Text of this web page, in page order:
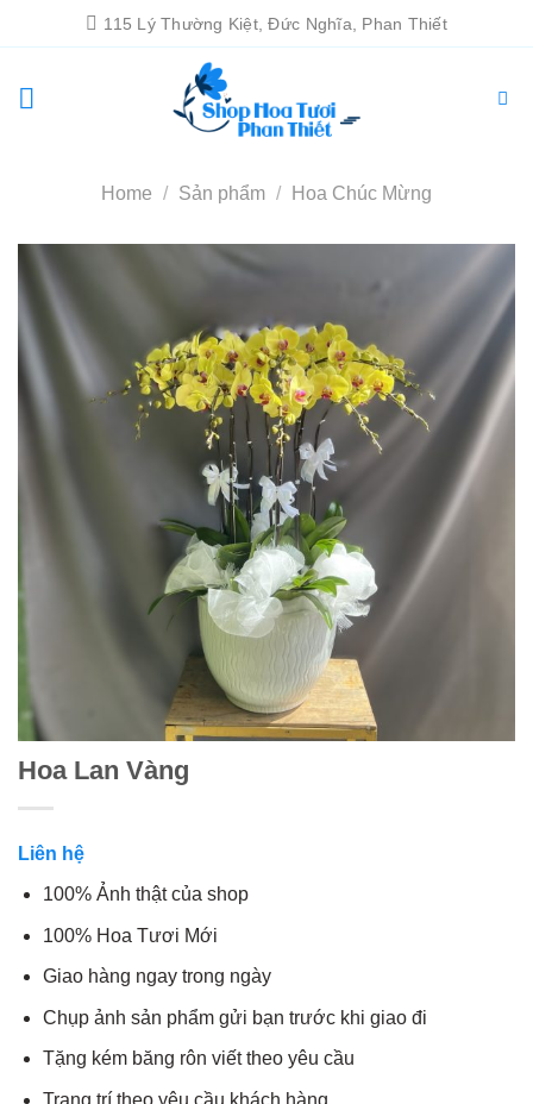
đến
dung
115 Lý Thường Kiệt, Đức Nghĩa, Phan Thiết
Home / Sản phẩm / Hoa Chúc Mừng
Hoa Lan Vàng
Liên hệ
100% Ảnh thật của shop
100% Hoa Tươi Mới
Giao hàng ngay trong ngày
Chụp ảnh sản phẩm gửi bạn trước khi giao đi
Tặng kém băng rôn viết theo yêu cầu
Trang trí theo yêu cầu khách hàng